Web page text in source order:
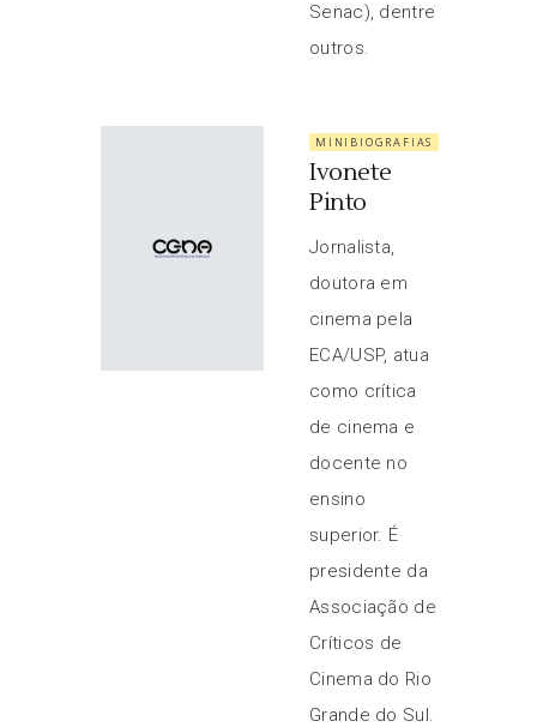
Senac), dentre
outros.
MINIBIOGRAFIAS
Ivonete
Pinto
Jornalista,
doutora em
cinema pela
ECA/USP, atua
como crítica
de cinema e
docente no
ensino
superior. É
presidente da
Associação de
Críticos de
Cinema do Rio
Grande do Sul.